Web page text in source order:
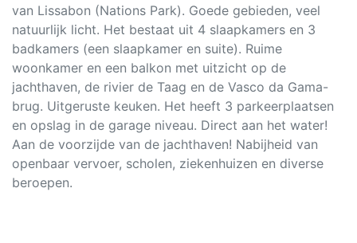
van Lissabon (Nations Park). Goede gebieden, veel
natuurlijk licht. Het bestaat uit 4 slaapkamers en 3
badkamers (een slaapkamer en suite). Ruime
woonkamer en een balkon met uitzicht op de
jachthaven, de rivier de Taag en de Vasco da Gama-
brug. Uitgeruste keuken. Het heeft 3 parkeerplaatsen
en opslag in de garage niveau. Direct aan het water!
Aan de voorzijde van de jachthaven! Nabijheid van
openbaar vervoer, scholen, ziekenhuizen en diverse
beroepen.